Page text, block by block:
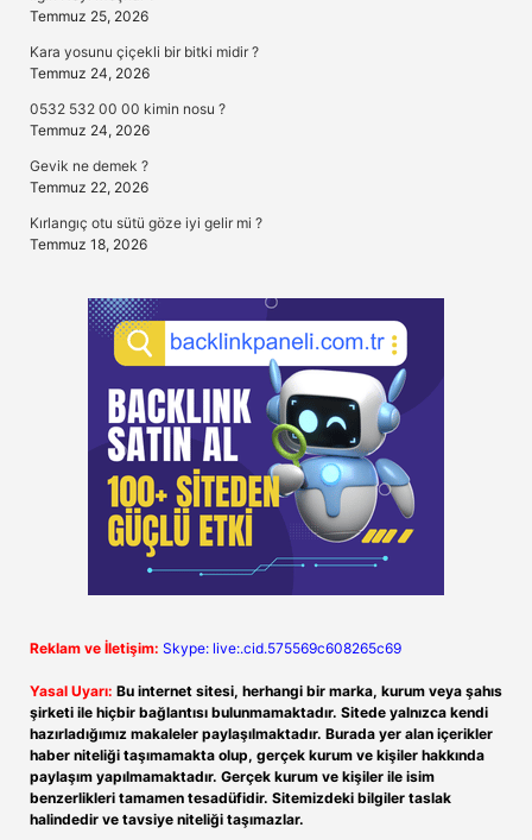
Temmuz 25, 2026
Kara yosunu çiçekli bir bitki midir ?
Temmuz 24, 2026
0532 532 00 00 kimin nosu ?
Temmuz 24, 2026
Gevik ne demek ?
Temmuz 22, 2026
Kırlangıç otu sütü göze iyi gelir mi ?
Temmuz 18, 2026
Reklam ve İletişim: Skype: live:.cid.575569c608265c69
Yasal Uyarı: Bu internet sitesi, herhangi bir marka, kurum veya şahıs
şirketi ile hiçbir bağlantısı bulunmamaktadır. Sitede yalnızca kendi
hazırladığımız makaleler paylaşılmaktadır. Burada yer alan içerikler
haber niteliği taşımamakta olup, gerçek kurum ve kişiler hakkında
paylaşım yapılmamaktadır. Gerçek kurum ve kişiler ile isim
benzerlikleri tamamen tesadüfidir. Sitemizdeki bilgiler taslak
halindedir ve tavsiye niteliği taşımazlar.